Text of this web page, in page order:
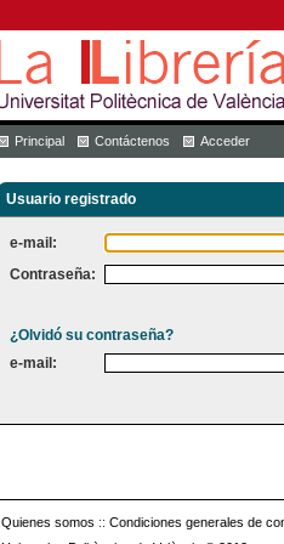
Principal Contáctenos Acceder
Usuario registrado
e-mail:
Contraseña:
¿Olvidó su contraseña?
e-mail:
Quienes somos :: Condiciones generales de